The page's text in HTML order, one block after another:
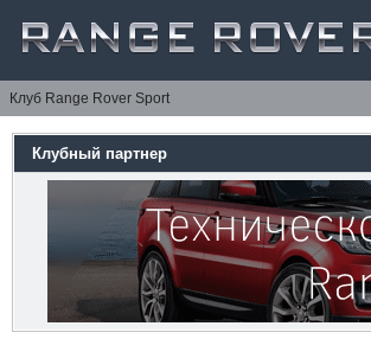
Клуб Range Rover Sport
Клубный партнер